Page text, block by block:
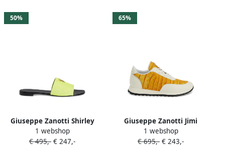
50%
Giuseppe Zanotti Shirley
sandalen met glitter Geel
1 webshop
€ 495,- € 247,-
65%
Giuseppe Zanotti Jimi
Runner low-top sneakers
Geel
1 webshop
€ 695,- € 243,-